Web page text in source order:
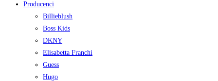
Producenci
Billieblush
Boss Kids
DKNY
Elisabetta Franchi
Guess
Hugo